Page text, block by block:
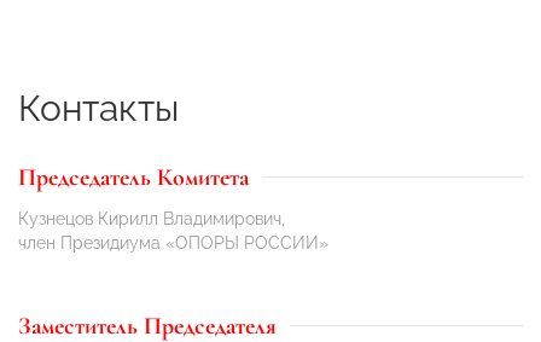
Контакты
Председатель Комитета
Кузнецов Кирилл Владимирович,
член Президиума «ОПОРЫ РОССИИ»
Заместитель Председателя